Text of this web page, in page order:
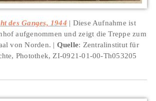
des Ganges, 1944
Diese Aufnahme ist
aufgenommen und zeigt die Treppe zum
von Norden.
Quelle: Zentralinstitut für
Photothek, ZI-0921-01-00-Th053205